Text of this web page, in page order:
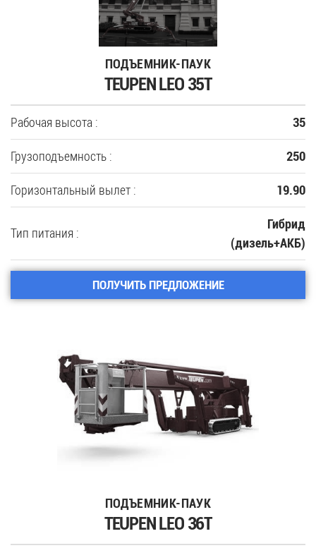
ПОДЪЕМНИК-ПАУК
TEUPEN LEO 35T
Рабочая высота : 35
Грузоподъемность : 250
Горизонтальный вылет : 19.90
Тип питания :
Гибрид
(дизель+АКБ)
ПОЛУЧИТЬ ПРЕДЛОЖЕНИЕ
ПОДЪЕМНИК-ПАУК
TEUPEN LEO 36T